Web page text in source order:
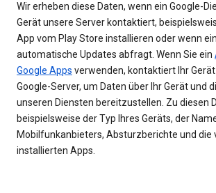
Wir erheben diese Daten, wenn ein Google-
Gerät unsere Server kontaktiert,
App vom Play Store installieren oder wenn
automatische Updates abfragt. Wenn Sie ein
Google Apps verwenden, kontaktiert Ihr
Google-Server, um Daten über Ihr Gerät und
unseren Diensten bereitzustellen. Zu diesen
beispielsweise der Typ Ihres Geräts, der
Mobilfunkanbieters, Absturzberichte und die
installierten Apps.